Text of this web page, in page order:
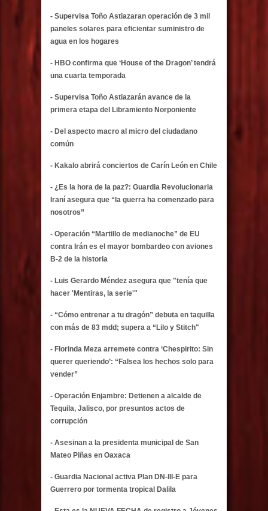
- Supervisa Toño Astiazaran operación de 3 mil
paneles solares para eficientar suministro de
agua en los hogares
- HBO confirma que ‘House of the Dragon’ tendrá
una cuarta temporada
- Supervisa Toño Astiazarán avance de la
primera etapa del Libramiento Norponiente
- Del aspecto macro al micro del ciudadano
común
- Kakalo abrirá conciertos de Carín León en Chile
- ¿Es la hora de la paz?: Guardia Revolucionaria
Iraní asegura que “la guerra ha comenzado para
nosotros”
- Operación “Martillo de medianoche” de EU
contra Irán es el mayor bombardeo con aviones
B-2 de la historia
- Luis Gerardo Méndez asegura que "tenía que
hacer 'Mentiras, la serie'"
- “Cómo entrenar a tu dragón” debuta en taquilla
con más de 83 mdd; supera a “Lilo y Stitch"
- Florinda Meza arremete contra ‘Chespirito: Sin
querer queriendo’: “Falsea los hechos solo para
vender”
- Operación Enjambre: Detienen a alcalde de
Tequila, Jalisco, por presuntos actos de
corrupción
- Asesinan a la presidenta municipal de San
Mateo Piñas en Oaxaca
- Guardia Nacional activa Plan DN-III-E para
Guerrero por tormenta tropical Dalila